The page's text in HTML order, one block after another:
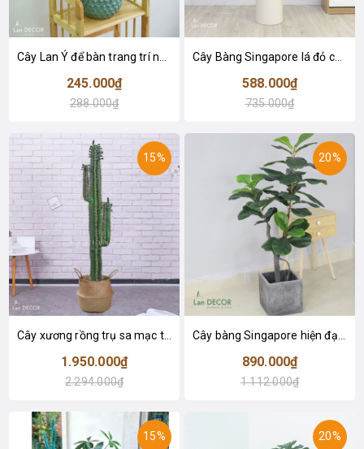
245.000₫
288.000₫
Cây Bàng Singapore lá đỏ cây giả trang trí Lan Decor (110cm) - LC2918-1
588.000₫
735.000₫
15%
Cây xương rồng trụ sa mạc trang trí loại 2 tay (155cm) - LC2912
1.950.000₫
2.294.000₫
20%
890.000₫
1.112.000₫
15% 20%